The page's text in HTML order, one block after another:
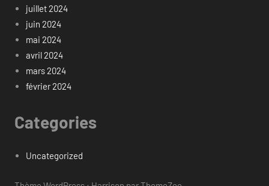
juillet 2024
juin 2024
mai 2024
avril 2024
mars 2024
février 2024
Categories
Uncategorized